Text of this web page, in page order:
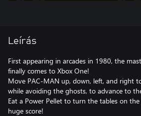
Leírás
First appearing in arcades in 1980, the
finally comes to Xbox One!
Move PAC-MAN up, down, left, and right
while avoiding the ghosts, to advance to
Eat a Power Pellet to turn the tables on
huge score!